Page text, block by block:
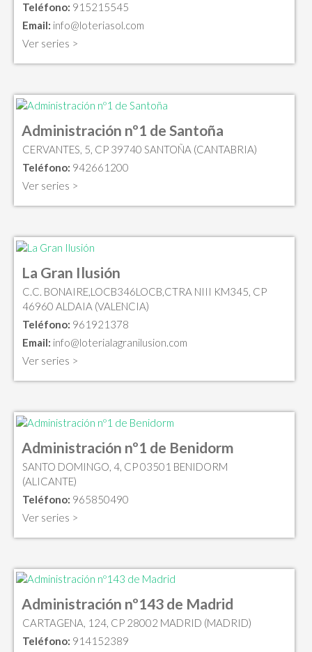
Teléfono: 915215545
Email: info@loteriasol.com
Ver series >
Administración nº1 de Santoña
CERVANTES, 5, CP 39740 SANTOÑA (CANTABRIA)
Teléfono: 942661200
Ver series >
La Gran Ilusión
C.C. BONAIRE,LOCB346LOCB,CTRA NIII KM345, CP
46960 ALDAIA (VALENCIA)
Teléfono: 961921378
Email: info@loterialagranilusion.com
Ver series >
Administración nº1 de Benidorm
SANTO DOMINGO, 4, CP 03501 BENIDORM
(ALICANTE)
Teléfono: 965850490
Ver series >
Administración nº143 de Madrid
CARTAGENA, 124, CP 28002 MADRID (MADRID)
Teléfono: 914152389